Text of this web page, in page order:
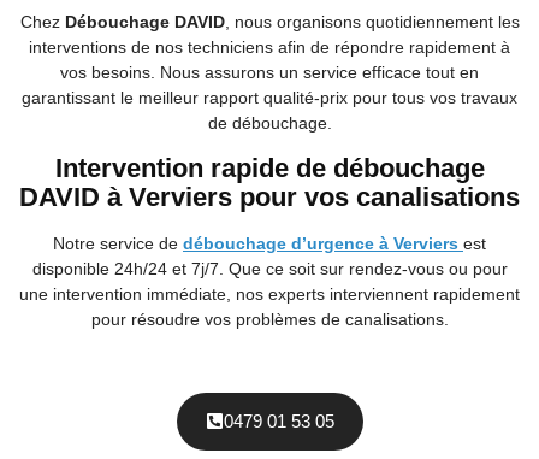
Chez Débouchage DAVID, nous organisons quotidiennement les
interventions de nos techniciens afin de répondre rapidement à
vos besoins. Nous assurons un service efficace tout en
garantissant le meilleur rapport qualité-prix pour tous vos travaux
de débouchage.
Intervention rapide de débouchage
DAVID à Verviers pour vos canalisations
Notre service de débouchage d’urgence à Verviers est
disponible 24h/24 et 7j/7. Que ce soit sur rendez-vous ou pour
une intervention immédiate, nos experts interviennent rapidement
pour résoudre vos problèmes de canalisations.
0479 01 53 05